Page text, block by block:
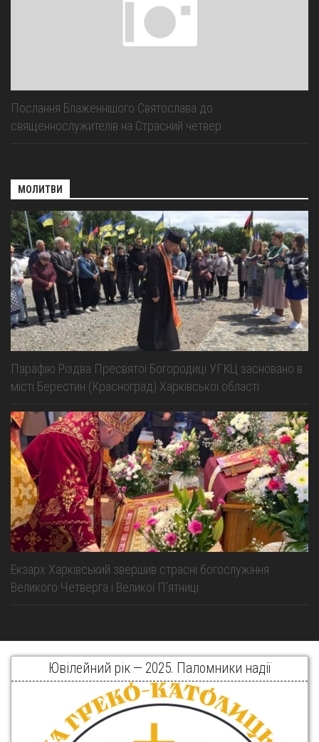
Послання Блаженнішого Святослава до
священнослужителів на Страсний четвер
МОЛИТВИ
Парафію Різдва Пресвятої Богородиці УГКЦ засновано в
місті Берестин (Красноград) Харківської області
Екзарх Харківський звершив страсні богослужіння
Великого Четверга і Великої Пʼятниці
Ювілейний рік — 2025. Паломники надії